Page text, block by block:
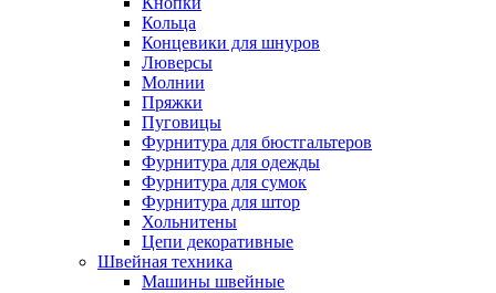
Кольца
Концевики для шнуров
Люверсы
Молнии
Пряжки
Пуговицы
Фурнитура для бюстгальтеров
Фурнитура для одежды
Фурнитура для сумок
Фурнитура для штор
Хольнитены
Цепи декоративные
Швейная техника
Машины швейные